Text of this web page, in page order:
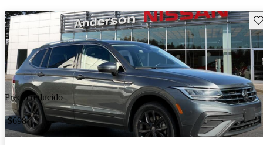
Precio reducido
-$698